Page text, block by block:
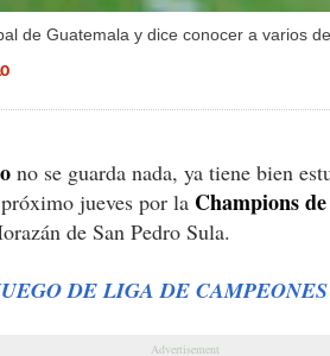
de Guatemala y dice conocer a varios
no se guarda nada, ya tiene bien
jueves por la Champions
de San Pedro Sula.
DE LIGA DE CAMPEONES